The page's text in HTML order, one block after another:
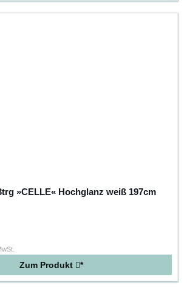
»CELLE« Hochglanz weiß 197cm
Zum Produkt *